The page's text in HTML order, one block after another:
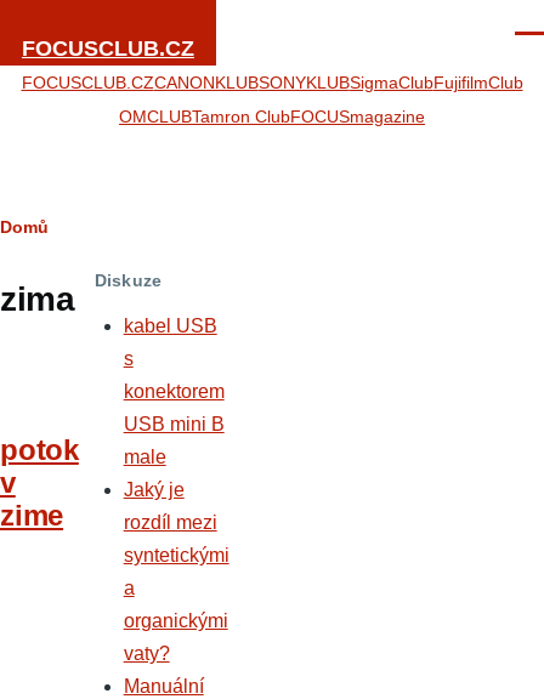
FOCUSCLUB.CZ
FOCUSCLUB.CZCANONKLUBSONYKLUBSigmaClubFujifilmClub
OMCLUBTamron ClubFOCUSmagazine
Drobečková
navigace
Domů
zima
potok
v
zime
Diskuze
kabel USB
s
konektorem
USB mini B
male
Jaký je
rozdíl mezi
syntetickými
a
organickými
vaty?
Manuální